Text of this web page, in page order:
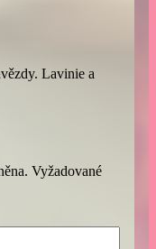
Lavinie a
Vyžadované